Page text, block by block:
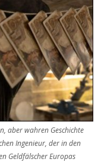
aber wahren Geschichte
Ingenieur, der in den
Geldfälscher Europas